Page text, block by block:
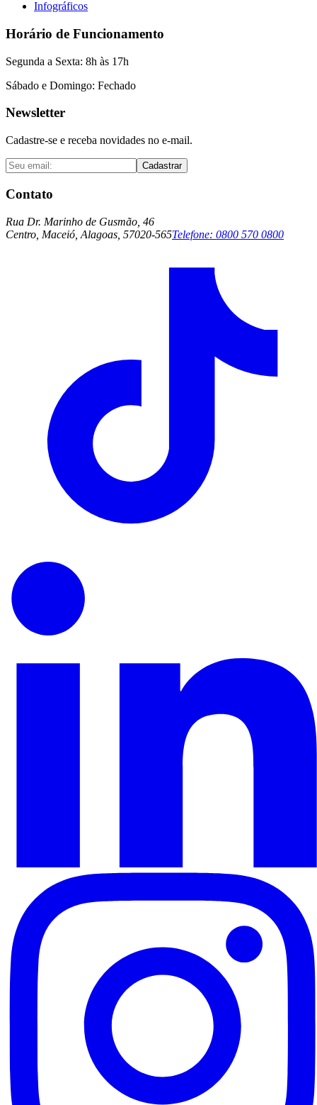
Infográficos
Horário de Funcionamento
Segunda a Sexta: 8h às 17h
Sábado e Domingo: Fechado
Newsletter
Cadastre-se e receba novidades no e-mail.
Cadastrar
Contato
Rua Dr. Marinho de Gusmão, 46
Centro, Maceió, Alagoas, 57020-565Telefone: 0800 570 0800